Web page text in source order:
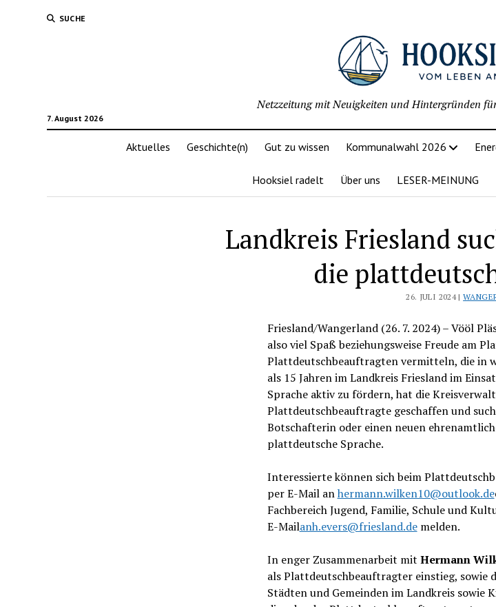
SUCHE
7. August 2026
Netzzeitung mit Neuigkeiten und Hintergründen
Aktuelles Geschichte(n) Gut zu wissen Kommunalwahl 2026
Hooksiel radelt Über uns LESER-MEINUNG
Landkreis Friesland
die
26. JULI 2024 |
Friesland/Wangerland (26. 7. 2024) – Vööl
also viel Spaß beziehungsweise Freude am
Plattdeutschbeauftragten vermitteln, die in
als 15 Jahren im Landkreis Friesland im
Sprache aktiv zu fördern, hat die
Plattdeutschbeauftragte geschaffen und
Botschafterin oder einen neuen
plattdeutsche Sprache.
Interessierte können sich beim
per E-Mail anhermann.wilken10@outlook.de
Fachbereich Jugend, Familie, Schule und
E-Mailanh.evers@friesland.demelden.
In enger Zusammenarbeit mit Hermann
als Plattdeutschbeauftragter einstieg, sowie
Städten und Gemeinden im Landkreis sowie